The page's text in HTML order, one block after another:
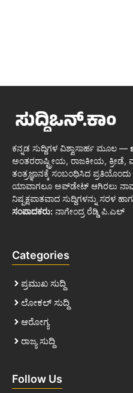
ಕನ್ನಡ ಸುದ್ದಿಗಳ ವಿಶ್ವಾಸಾರ್ಹ ಮೂಲ —
ಅಂತರರಾಷ್ಟ್ರೀಯ, ರಾಜಕೀಯ, ಕ್ರೀಡೆ,
ತಂತ್ರಜ್ಞಾನಕ್ಕೆ ಸಂಬಂಧಿಸಿದ
ಯಾವಾಗಲೂ ಅಪ್‌ಡೇಟ್ ಆಗಿರಲು
ನಿಷ್ಪಕ್ಷಪಾತವಾದ ಸುದ್ದಿಗಳನ್ನು ಸರಳ
ಸಂಪಾದಕರು: ನಾಗೇಂದ್ರ ರೆಡ್ಡಿ ಪಿ.ಎಲ್
Categories
ಪ್ರಮುಖ ಸುದ್ದಿ
ಲೋಕಲ್ ಸುದ್ದಿ
ಆರೋಗ್ಯ
ರಾಜ್ಯ ಸುದ್ದಿ
Follow Us